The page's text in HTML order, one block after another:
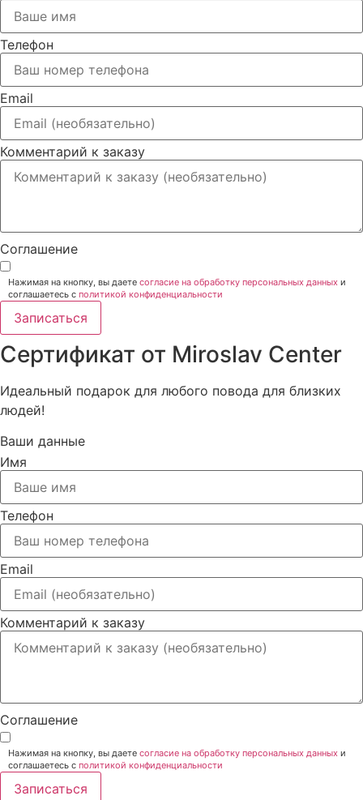
Телефон
Email
Комментарий к заказу
Соглашение
Нажимая на кнопку, вы даете согласие на обработку персональных данных и
соглашаетесь c политикой конфиденциальности
Записаться
Сертификат от Miroslav Сenter
Идеальный подарок для любого повода для близких
людей!
Ваши данные
Имя
Телефон
Email
Комментарий к заказу
Соглашение
Нажимая на кнопку, вы даете согласие на обработку персональных данных и
соглашаетесь c политикой конфиденциальности
Записаться